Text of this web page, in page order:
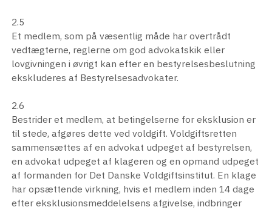
2.5
Et medlem, som på væsentlig måde har overtrådt
vedtægterne, reglerne om god advokatskik eller
lovgivningen i øvrigt kan efter en bestyrelsesbeslutning
ekskluderes af Bestyrelsesadvokater.
2.6
Bestrider et medlem, at betingelserne for eksklusion er
til stede, afgøres dette ved voldgift. Voldgiftsretten
sammensættes af en advokat udpeget af bestyrelsen,
en advokat udpeget af klageren og en opmand udpeget
af formanden for Det Danske Voldgiftsinstitut. En klage
har opsættende virkning, hvis et medlem inden 14 dage
efter eksklusionsmeddelelsens afgivelse, indbringer